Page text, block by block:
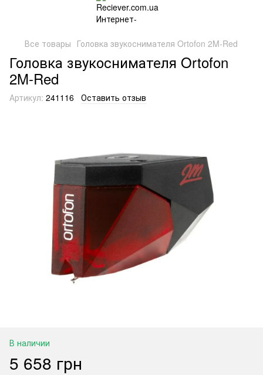
Все товары Головка звукоснимателя Ortofon 2M-Red
Головка звукоснимателя Ortofon
2M-Red
Артикул: 241116 Оставить отзыв
В наличии
5 658 грн